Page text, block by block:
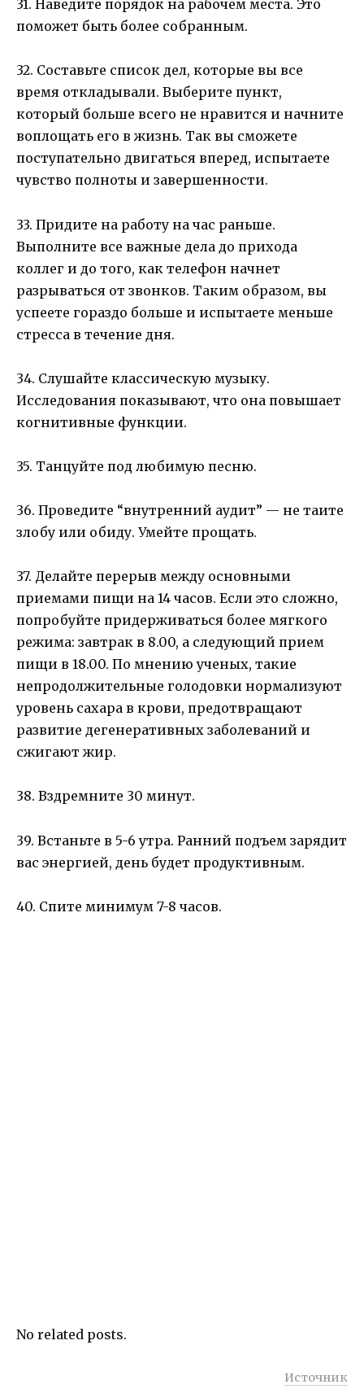
31. Наведите порядок на рабочем места. Это
поможет быть более собранным.
32. Составьте список дел, которые вы все
время откладывали. Выберите пункт,
который больше всего не нравится и начните
воплощать его в жизнь. Так вы сможете
поступательно двигаться вперед, испытаете
чувство полноты и завершенности.
33. Придите на работу на час раньше.
Выполните все важные дела до прихода
коллег и до того, как телефон начнет
разрываться от звонков. Таким образом, вы
успеете гораздо больше и испытаете меньше
стресса в течение дня.
34. Слушайте классическую музыку.
Исследования показывают, что она повышает
когнитивные функции.
35. Танцуйте под любимую песню.
36. Проведите “внутренний аудит” — не таите
злобу или обиду. Умейте прощать.
37. Делайте перерыв между основными
приемами пищи на 14 часов. Если это сложно,
попробуйте придерживаться более мягкого
режима: завтрак в 8.00, а следующий прием
пищи в 18.00. По мнению ученых, такие
непродолжительные голодовки нормализуют
уровень сахара в крови, предотвращают
развитие дегенеративных заболеваний и
сжигают жир.
38. Вздремните 30 минут.
39. Встаньте в 5-6 утра. Ранний подъем зарядит
вас энергией, день будет продуктивным.
40. Спите минимум 7-8 часов.
No related posts.
Источник